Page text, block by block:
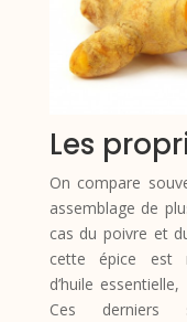
Les
On compare
assemblage de
cas du poivre et
cette épice est
d’huile
Ces derniers